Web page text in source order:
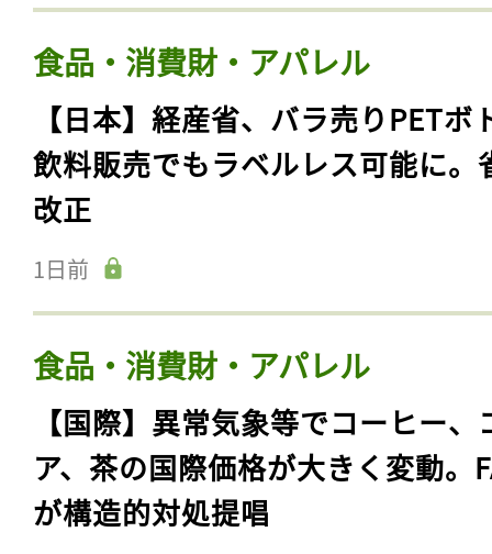
食品・消費財・アパレル
【日本】経産省、バラ売りPETボ
飲料販売でもラベルレス可能に。
改正
1日前
食品・消費財・アパレル
【国際】異常気象等でコーヒー、
ア、茶の国際価格が大きく変動。
が構造的対処提唱